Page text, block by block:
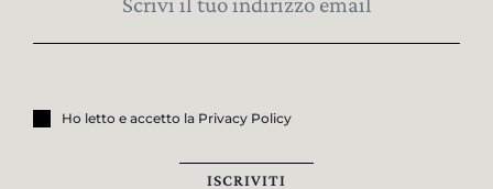
Ho letto e accetto la Privacy Policy
ISCRIVITI